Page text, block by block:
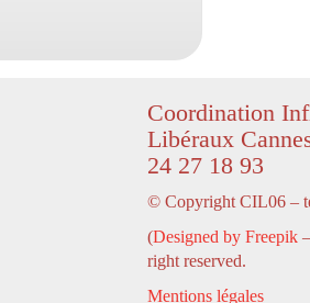
Coordination
Libéraux
24 27 18 93
© Copyright CIL06 –
(Designed by Freepik–
right reserved.
Mentions légales